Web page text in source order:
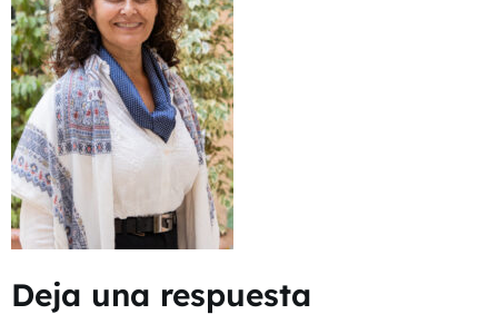
Deja una respuesta